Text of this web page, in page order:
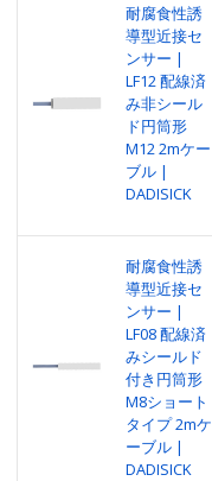
耐腐食性誘
導型近接セ
ンサー |
LF12 配線済
み非シール
ド円筒形
M12 2mケー
ブル |
DADISICK
耐腐食性誘
導型近接セ
ンサー |
LF08 配線済
みシールド
付き円筒形
M8ショート
タイプ 2mケ
ーブル |
DADISICK